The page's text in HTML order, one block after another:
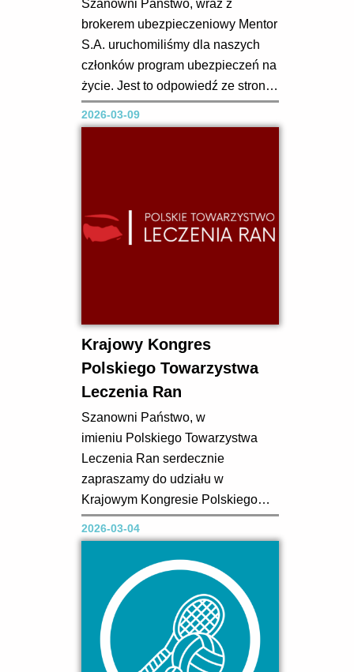
Szanowni Państwo, wraz z
brokerem ubezpieczeniowy Mentor
S.A. uruchomiliśmy dla naszych
członków program ubezpieczeń na
życie. Jest to odpowiedź ze strony
środowiska o wysokie sumy
ubezpieczenia, które mają
trudnych sytuacji życiowych.
Całość przystąpienia do
ubezpieczenia odbywa...
2026-03-09
Krajowy Kongres
Polskiego Towarzystwa
Leczenia Ran
Szanowni Państwo, w
imieniu Polskiego Towarzystwa
Leczenia Ran serdecznie
zapraszamy do udziału w
Krajowym Kongresie Polskiego
Towarzystwa Leczenia Ran, który
odbędzie się w dniach 10–12
czerwca w Centrum
Konferencyjno-Wypoczynkowym
Folwark Łochów koło Warszawy –
miejscu, do którego po raz kolejny
wracamy, tworząc przestrzeń do
merytorycznej rozmowy, nauki i
2026-03-04